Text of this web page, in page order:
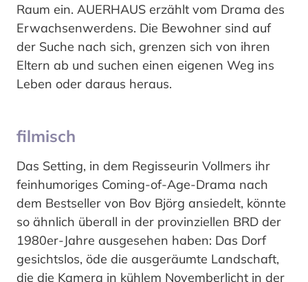
Raum ein. AUERHAUS erzählt vom Drama des
Erwachsenwerdens. Die Bewohner sind auf
der Suche nach sich, grenzen sich von ihren
Eltern ab und suchen einen eigenen Weg ins
Leben oder daraus heraus.
filmisch
Das Setting, in dem Regisseurin Vollmers ihr
feinhumoriges Coming-of-Age-Drama nach
dem Bestseller von Bov Björg ansiedelt, könnte
so ähnlich überall in der provinziellen BRD der
1980er-Jahre ausgesehen haben: Das Dorf
gesichtslos, öde die ausgeräumte Landschaft,
die die Kamera in kühlem Novemberlicht in der